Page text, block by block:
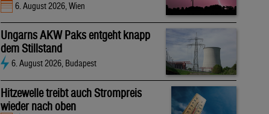
6. August 2026, Wien
Ungarns AKW Paks entgeht knapp
dem Stillstand
6. August 2026, Budapest
Hitzewelle treibt auch Strompreis
wieder nach oben